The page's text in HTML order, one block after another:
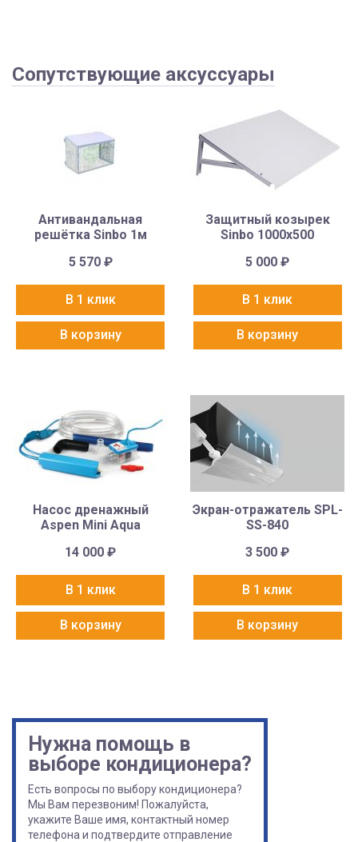
Сопутствующие аксуссуары
Антивандальная
решётка Sinbo 1м
5 570 ₽
В 1 клик
В корзину
Защитный козырек
Sinbo 1000х500
5 000₽
В 1 клик
В корзину
Насос дренажный
Aspen Mini Aqua
14 000₽
В 1 клик
В корзину
Экран-отражатель SPL-
SS-840
3 500₽
В 1 клик
В корзину
Нужна помощь в
выборе кондиционера?
Есть вопросы по выбору кондиционера?
Мы Вам перезвоним! Пожалуйста,
укажите Ваше имя, контактный номер
телефона и подтвердите отправление